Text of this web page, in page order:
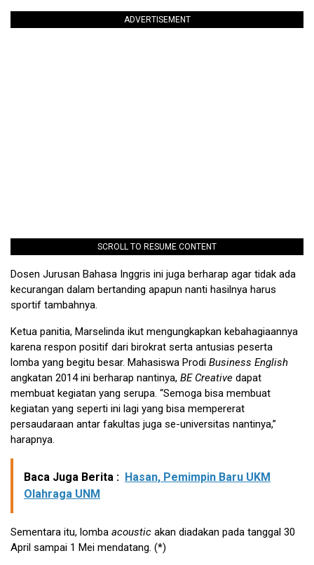
ADVERTISEMENT
SCROLL TO RESUME CONTENT
Dosen Jurusan Bahasa Inggris ini juga berharap agar tidak ada
kecurangan dalam bertanding apapun nanti hasilnya harus
sportif tambahnya.
Ketua panitia, Marselinda ikut mengungkapkan kebahagiaannya
karena respon positif dari birokrat serta antusias peserta
lomba yang begitu besar. Mahasiswa Prodi Business English
angkatan 2014 ini berharap nantinya, BE Creative dapat
membuat kegiatan yang serupa. “Semoga bisa membuat
kegiatan yang seperti ini lagi yang bisa mempererat
persaudaraan antar fakultas juga se-universitas nantinya,”
harapnya.
Baca Juga Berita : Hasan, Pemimpin Baru UKM
Olahraga UNM
Sementara itu, lomba acoustic akan diadakan pada tanggal 30
April sampai 1 Mei mendatang. (*)